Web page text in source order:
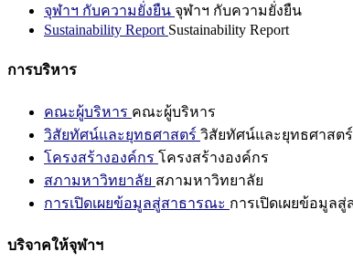
จุฬาฯ กับความยั่งยืน จุฬาฯ กับความยั่งยืน
Sustainability Report Sustainability Report
การบริหาร
คณะผู้บริหาร คณะผู้บริหาร
วิสัยทัศน์และยุทธศาสตร์ วิสัยทัศน์และยุทธศาสตร์
โครงสร้างองค์กร โครงสร้างองค์กร
สภามหาวิทยาลัย สภามหาวิทยาลัย
การเปิดเผยข้อมูลสู่สาธารณะ การเปิดเผยข้อมูล
บริจาคให้จุฬาฯ